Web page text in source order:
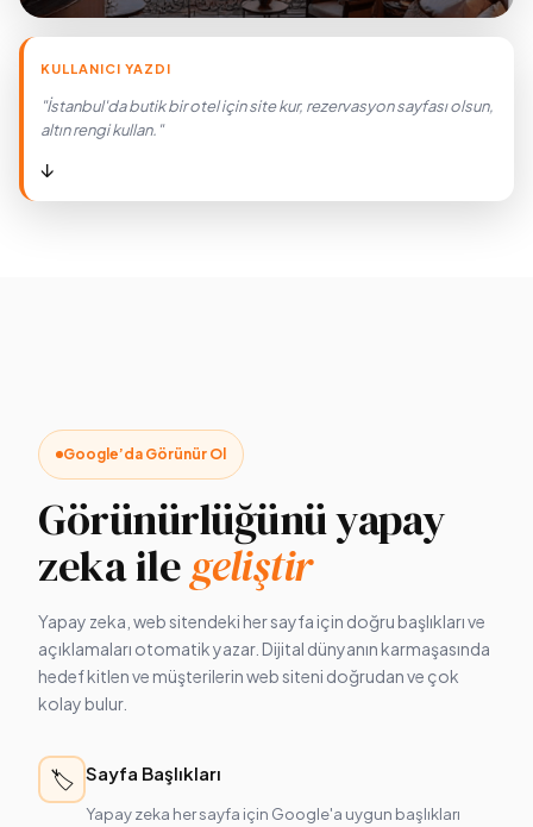
KULLANICI YAZDI
"İstanbul'da butik bir otel için site kur, rezervasyon sayfası olsun,
altın rengi kullan."
↓
Google’da Görünür Ol
Görünürlüğünü yapay
zeka ilegeliştir
Yapay zeka, web sitendeki her sayfa için doğru başlıkları ve
açıklamaları otomatik yazar. Dijital dünyanın karmaşasında
hedef kitlen ve müşterilerin web siteni doğrudan ve çok
kolay bulur.
🏷️ Sayfa Başlıkları
Yapay zeka her sayfa için Google'a uygun başlıkları